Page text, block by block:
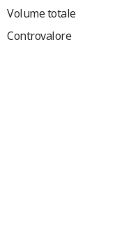
Volume totale
Controvalore